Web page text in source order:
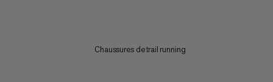
Chaussures de trail running